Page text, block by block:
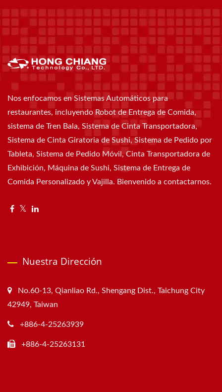
Nos enfocamos en Sistemas Automáticos para
restaurantes, incluyendo Robot de Entrega de Comida,
sistema de Tren Bala, Sistema de Cinta Transportadora,
Sistema de Cinta Giratoria de Sushi, Sistema de Pedido por
Tableta, Sistema de Pedido Móvil, Cinta Transportadora de
Exhibición, Máquina de Sushi, Sistema de Entrega de
Comida Personalizado y Vajilla. Bienvenido a contactarnos.
Nuestra Dirección
No.60-13, Qianliao Rd., Shengang Dist., Taichung City
42949, Taiwan
+886-4-25263939
+886-4-25263131